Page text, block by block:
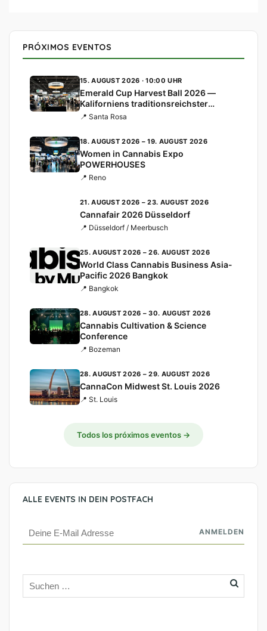
PRÓXIMOS EVENTOS
15. AUGUST 2026 · 10:00 UHR
Emerald Cup Harvest Ball 2026 —
Kaliforniens traditionsreichster
Cannabis-Cup
📍 Santa Rosa
18. AUGUST 2026 – 19. AUGUST 2026
Women in Cannabis Expo
POWERHOUSES
📍 Reno
21. AUGUST 2026 – 23. AUGUST 2026
Cannafair 2026 Düsseldorf
📍 Düsseldorf / Meerbusch
25. AUGUST 2026 – 26. AUGUST 2026
World Class Cannabis Business Asia-
Pacific 2026 Bangkok
📍 Bangkok
28. AUGUST 2026 – 30. AUGUST 2026
Cannabis Cultivation & Science
Conference
📍 Bozeman
28. AUGUST 2026 – 29. AUGUST 2026
CannaCon Midwest St. Louis 2026
📍 St. Louis
Todos los próximos eventos →
ALLE EVENTS IN DEIN POSTFACH